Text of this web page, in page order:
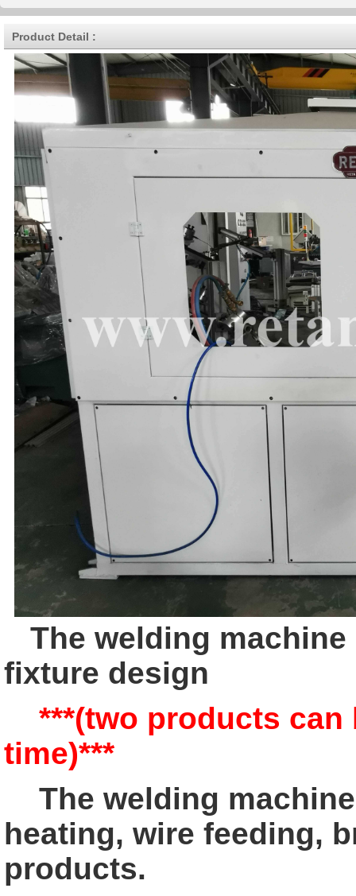
Product Detail :
The welding
fixture design
***(two products can
time)***
The welding
heating, wire feeding,
products.